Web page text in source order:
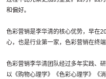
和偏好。
色彩营销是李华清的核心优势，早在
心，也是行业第一家，色彩营销在终
色彩营销李华清团队经过多年实践、
以《购物心理学》《色彩心理学》《